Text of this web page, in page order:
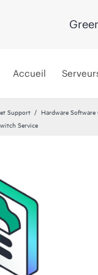
Accueil
Support Hardware
Service